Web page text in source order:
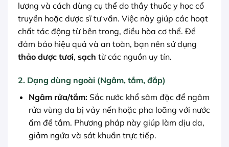
lượng và cách dùng cụ thể do thầy thuốc y học cổ
truyền hoặc dược sĩ tư vấn. Việc này giúp các hoạt
chất tác động từ bên trong, điều hòa cơ thể. Để
đảm bảo hiệu quả và an toàn, bạn nên sử dụng
thảo dược tươi, sạch từ các nguồn uy tín.
2. Dạng dùng ngoài (Ngâm, tắm, đắp)
Ngâm rửa/tắm:Sắc nước khổ sâm đặc để ngâm
rửa vùng da bị vảy nến hoặc pha loãng với nước
ấm để tắm. Phương pháp này giúp làm dịu da,
giảm ngứa và sát khuẩn trực tiếp.